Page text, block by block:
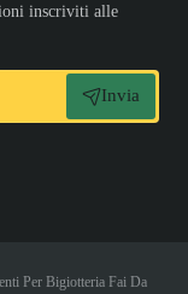
inscriviti alle
Invia
Per Bigiotteria Fai Da